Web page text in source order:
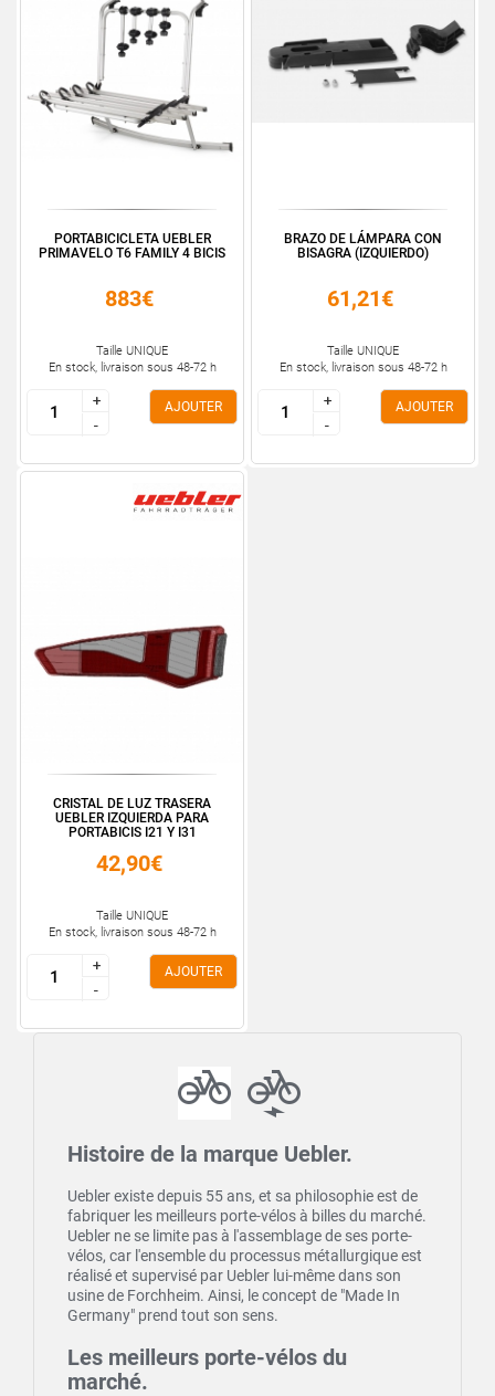
PORTABICICLETA UEBLER
PRIMAVELO T6 FAMILY 4 BICIS
883€
Taille UNIQUE
En stock, livraison sous 48-72 h
+
-
+
-
AJOUTER
BRAZO DE LÁMPARA CON
BISAGRA (IZQUIERDO)
61,21€
Taille UNIQUE
En stock, livraison sous 48-72 h
+
-
+
-
AJOUTER
CRISTAL DE LUZ TRASERA
UEBLER IZQUIERDA PARA
PORTABICIS I21 Y I31
42,90€
Taille UNIQUE
En stock, livraison sous 48-72 h
+
-
+
-
AJOUTER
Histoire de la marque Uebler.
Uebler existe depuis 55 ans, et sa philosophie est de
fabriquer les meilleurs porte-vélos à billes du marché.
Uebler ne se limite pas à l'assemblage de ses porte-
vélos, car l'ensemble du processus métallurgique est
réalisé et supervisé par Uebler lui-même dans son
usine de Forchheim. Ainsi, le concept de "Made In
Germany" prend tout son sens.
Les meilleurs porte-vélos du
marché.